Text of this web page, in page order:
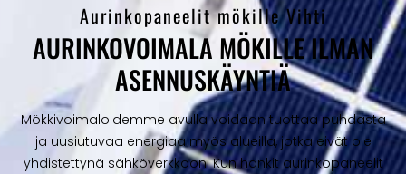
Aurinkopaneelit mökille Vihti
AURINKOVOIMALA MÖKILLE ILMAN
ASENNUSKÄYNTIÄ
Mökkivoimaloidemme avulla voidaan tuottaa puhdasta
ja uusiutuvaa energiaa myös alueilla, jotka eivät ole
yhdistettynä sähköverkkoon. Kun hankit aurinkopaneelit